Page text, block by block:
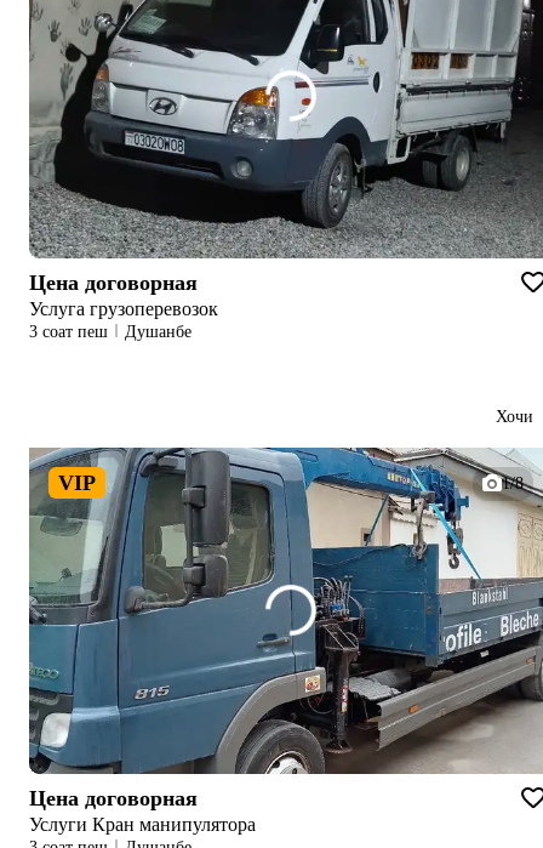
Цена договорная
Услуга грузоперевозок
3 соат пеш Душанбе
Хочи
VIP 1/8
Цена договорная
Услуги Кран манипулятора